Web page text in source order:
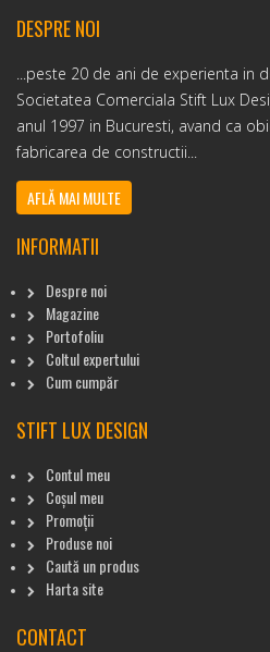
DESPRE NOI
...peste 20 de ani de experienta in
Societatea Comerciala Stift Lux
anul 1997 in Bucuresti, avand ca
fabricarea de constructii...
AFLĂ MAI MULTE
INFORMATII
Despre noi
Magazine
Portofoliu
Coltul expertului
Cum cumpăr
STIFT LUX DESIGN
Contul meu
Coșul meu
Promoții
Produse noi
Caută un produs
Harta site
CONTACT